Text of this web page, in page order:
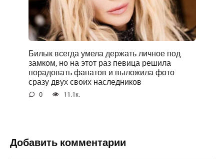
Билык всегда умела держать личное под
замком, но на этот раз певица решила
порадовать фанатов и выложила фото
сразу двух своих наследников
0 11.1к.
Добавить комментарии